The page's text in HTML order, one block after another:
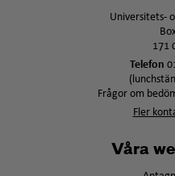
Universitets-
171
Telefon
Frågor om
Fler
Våra